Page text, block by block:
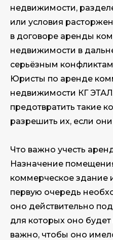
недвижимости,
или условия
в договоре аренды
недвижимости в
серьёзным
Юристы по аренде
недвижимости КГ
предотвратить такие
разрешить их, если
Что важно учесть
Назначение
коммерческое здание
первую очередь
оно действительно
для которых оно будет
важно, чтобы оно